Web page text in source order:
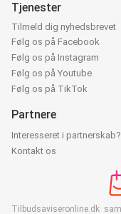
Tjenester
Tilmeld dig nyhedsbrevet
Følg os på Facebook
Følg os på Instagram
Følg os på Youtube
Følg os på TikTok
Partnere
Interesseret i partnerskab?
Kontakt os
Tilbudsaviseronline.dk